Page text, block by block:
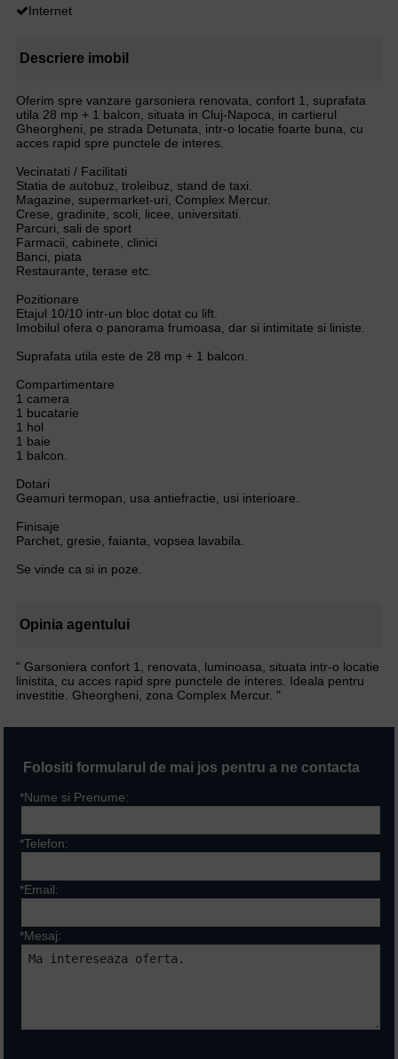
Internet
Descriere imobil
Oferim spre vanzare garsoniera renovata, confort 1, suprafata
utila 28 mp + 1 balcon, situata in Cluj-Napoca, in cartierul
Gheorgheni, pe strada Detunata, intr-o locatie foarte buna, cu
acces rapid spre punctele de interes.
Vecinatati / Facilitati
Statia de autobuz, troleibuz, stand de taxi.
Magazine, supermarket-uri, Complex Mercur.
Crese, gradinite, scoli, licee, universitati.
Parcuri, sali de sport
Farmacii, cabinete, clinici
Banci, piata
Restaurante, terase etc.
Pozitionare
Etajul 10/10 intr-un bloc dotat cu lift.
Imobilul ofera o panorama frumoasa, dar si intimitate si liniste.
Suprafata utila este de 28 mp + 1 balcon.
Compartimentare
1 camera
1 bucatarie
1 hol
1 baie
1 balcon.
Dotari
Geamuri termopan, usa antiefractie, usi interioare.
Finisaje
Parchet, gresie, faianta, vopsea lavabila.
Se vinde ca si in poze.
Opinia agentului
" Garsoniera confort 1, renovata, luminoasa, situata intr-o locatie
linistita, cu acces rapid spre punctele de interes. Ideala pentru
investitie. Gheorgheni, zona Complex Mercur. "
Folositi formularul de mai jos pentru a ne contacta
*Nume si Prenume:
*Telefon:
*Email:
*Mesaj: